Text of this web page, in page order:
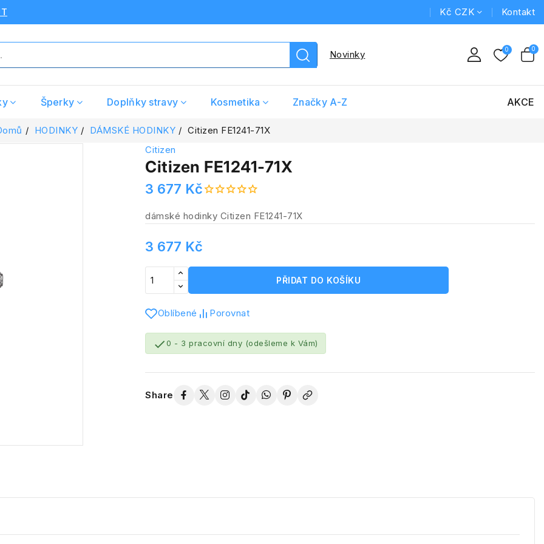
Kč CZK Kontakt
Novinky
Šperky Doplňky stravy Kosmetika Značky A-Z AKCE
HODINKY DÁMSKÉ HODINKY
Citizen FE1241-71X
Citizen
Citizen FE1241-71X
3 677 Kč
dámské hodinky Citizen FE1241-71X
3 677 Kč
PŘIDAT DO KOŠÍKU
Oblíbené Porovnat
0 - 3 pracovní dny (odešleme k Vám)
Share